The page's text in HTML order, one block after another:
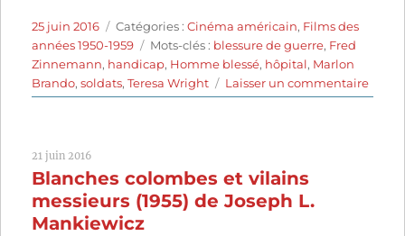
Publié
le
25 juin 2016 Catégories
Catégories :Cinéma américain, Films des
années 1950-1959
Étiquettes
Mots-clés : blessure de guerre, Fred
Zinnemann, handicap, Homme blessé, hôpital, Marlon
Brando,soldats,Teresa Wright Laisser un commentairesur
21 juin 2016
Blanches colombes et vilains
messieurs (1955) de Joseph L.
Mankiewicz